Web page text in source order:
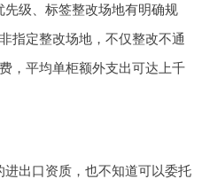
级、标签整改场地有明确规
指定整改场地，不仅整改不通
，平均单柜额外支出可达上千
出口资质，也不知道可以委托